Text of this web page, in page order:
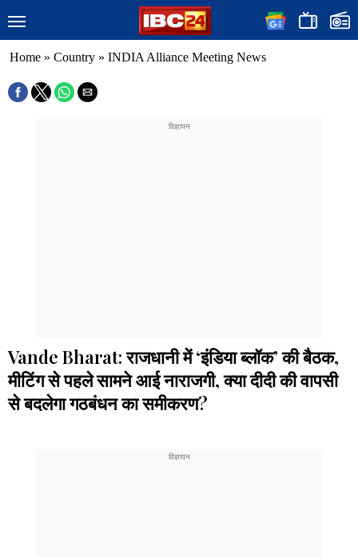
Home » Country » INDIA Alliance Meeting News
Vande Bharat: राजधानी में ‘इंडिया ब्लॉक’ की बैठक,
मीटिंग से पहले सामने आई नाराजगी, क्या दीदी की वापसी
से बदलेगा गठबंधन का समीकरण?